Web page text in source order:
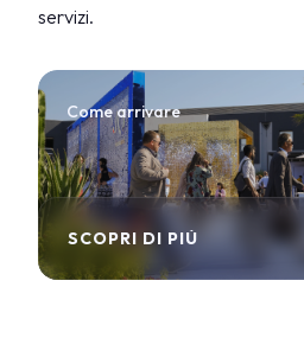
servizi.
Come arrivare
SCOPRI DI PIÙ